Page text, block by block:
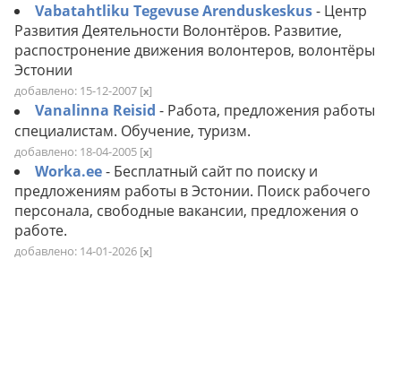
Vabatahtliku Tegevuse Arenduskeskus- Центр
Развития Деятельности Волонтёров. Развитие,
распостронение движения волонтеров, волонтёры
Эстонии
добавлено: 15-12-2007 [x]
Vanalinna Reisid - Работа, предложения работы
специалистам. Обучение, туризм.
добавлено: 18-04-2005 [x]
Worka.ee- Бесплатный сайт по поиску и
предложениям работы в Эстонии. Поиск рабочего
персонала, свободные вакансии, предложения о
работе.
добавлено: 14-01-2026 [x]